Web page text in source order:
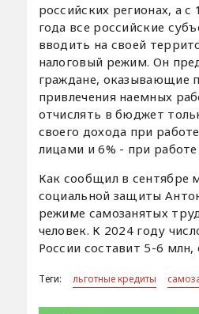
российских регионах, а
года все российские
вводить на своей
налоговый режим. Он
граждане, оказывающие
привлечения наемных
отчислять в бюджет
своего дохода при
лицами и 6% - при
Как сообщил в сентябре
социальной защиты
режиме самозанятых
человек. К 2024 году
России составит 5-6 млн,
Теги: льготные кредиты